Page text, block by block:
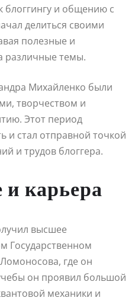
блоггингу и общению с
делиться своими
полезные и
различные темы.
Михайленко были
творчеством и
Этот период
и стал отправной точкой
и трудов блоггера.
карьера
высшее
Государственном
где он
он проявил большой
механики и